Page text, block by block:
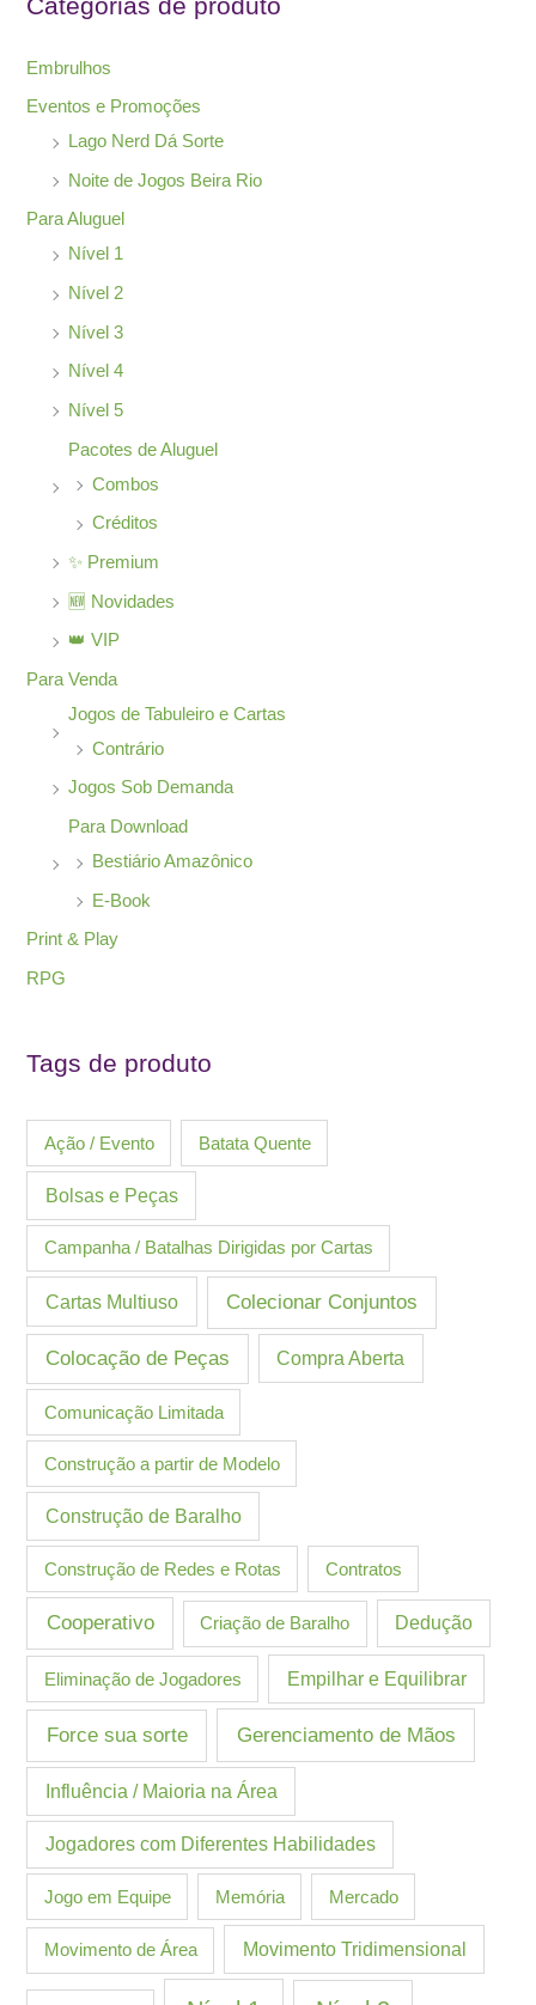
r
p
Categorias de produto
Embrulhos
Eventos e Promoções
Lago Nerd Dá Sorte
Noite de Jogos Beira Rio
Para Aluguel
Nível 1
Nível 2
Nível 3
Nível 4
Nível 5
Pacotes de Aluguel
Combos
Créditos
✨ Premium
🆕 Novidades
👑 VIP
Para Venda
Jogos de Tabuleiro e Cartas
Contrário
Jogos Sob Demanda
Para Download
Bestiário Amazônico
E-Book
Print & Play
RPG
Tags de produto
Ação / Evento Batata Quente
Bolsas e Peças
Campanha / Batalhas Dirigidas por Cartas
Cartas Multiuso Colecionar Conjuntos
Colocação de Peças Compra Aberta
Comunicação Limitada
Construção a partir de Modelo
Construção de Baralho
Construção de Redes e Rotas Contratos
Cooperativo Criação de Baralho Dedução
Eliminação de Jogadores Empilhar e Equilibrar
Force sua sorte Gerenciamento de Mãos
Influência / Maioria na Área
Jogadores com Diferentes Habilidades
Jogo em Equipe Memória Mercado
Movimento de Área Movimento Tridimensional